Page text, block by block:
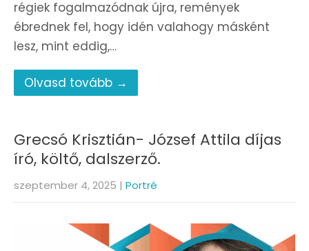
régiek fogalmazódnak újra, remények
ébrednek fel, hogy idén valahogy másként
lesz, mint eddig,…
Olvasd tovább →
Grecsó Krisztián- József Attila díjas
író, költő, dalszerző.
szeptember 4, 2025 | Portré